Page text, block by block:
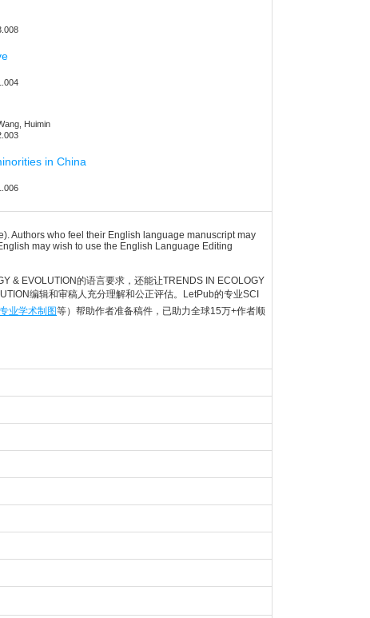
Huimin
in China
Authors who feel their English language manuscript may
may wish to use the English Language Editing
& EVOLUTION的语言要求，还能让TRENDS IN ECOLOGY
编辑和审稿人充分理解和公正评估。LetPub的专业SCI
专业学术制图等）帮助作者准备稿件，已助力全球15万+作者顺